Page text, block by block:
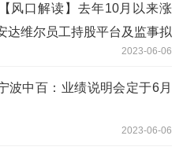
风口解读】去年10月以来涨
达维尔员工持股平台及监事拟
2023-06-06
波中百：业绩说明会定于6月
2023-06-06